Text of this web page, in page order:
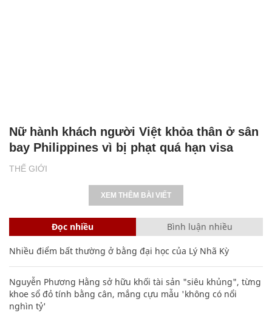
THẾ GIỚI
Nữ hành khách người Việt khỏa thân ở sân
bay Philippines vì bị phạt quá hạn visa
XEM THÊM BÀI VIẾT
Đọc nhiều Bình luận nhiều
Nhiều điểm bất thường ở bằng đại học của Lý Nhã Kỳ
Nguyễn Phương Hằng sở hữu khối tài sản "siêu khủng", từng
khoe sổ đỏ tính bằng cân, mắng cựu mẫu 'không có nổi
nghìn tỷ'